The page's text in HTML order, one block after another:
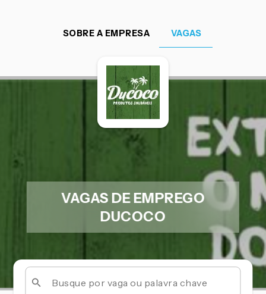
SOBRE A EMPRESA VAGAS
VAGAS DE EMPREGO
DUCOCO